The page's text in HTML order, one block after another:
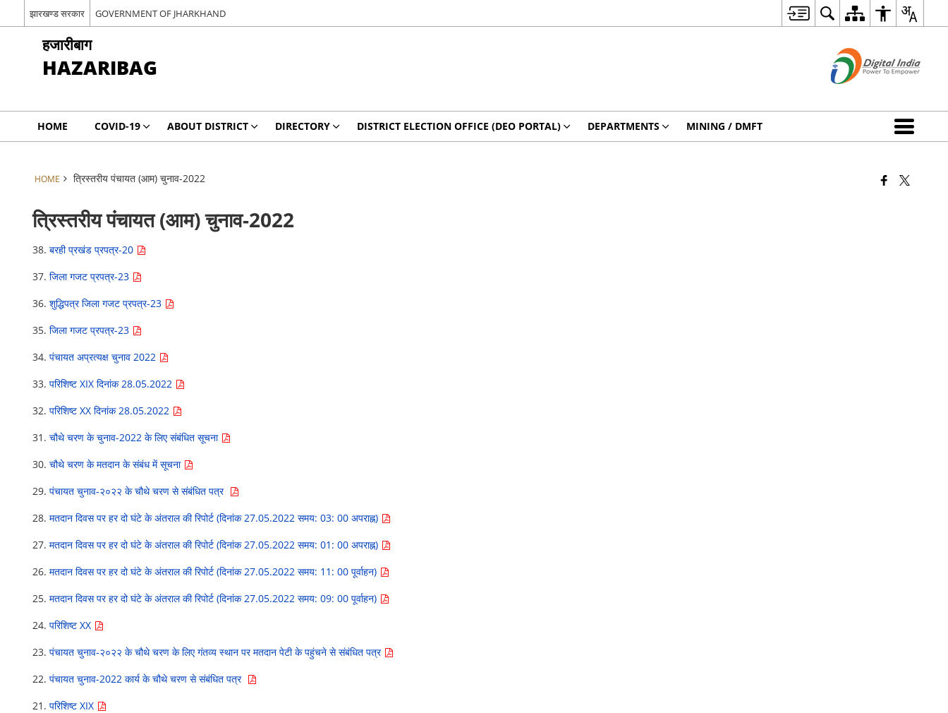
झारखण्ड सरकार GOVERNMENT OF JHARKHAND
हजारीबाग
HAZARIBAG
HOME COVID-19 ABOUT DISTRICT DIRECTORY DISTRICT ELECTION OFFICE (DEO PORTAL) DEPARTMENTS MINING / DMFT
HOME त्रिस्तरीय पंचायत (आम) चुनाव-2022
त्रिस्तरीय पंचायत (आम) चुनाव-2022
38.बरही प्रखंड प्रपत्र-20
37.जिला गजट प्रपत्र-23
36.शुद्धिपत्र जिला गजट प्रपत्र-23
35.जिला गजट प्रपत्र-23
34.पंचायत अप्रत्यक्ष चुनाव 2022
33.परिशिष्ट XIX दिनांक 28.05.2022
32.परिशिष्ट XX दिनांक 28.05.2022
31.चौथे चरण के चुनाव-2022 के लिए संबंधित सूचना
30.चौथे चरण के मतदान के संबंध में सूचना
29.पंचायत चुनाव-२०२२ के चौथे चरण से संबंधित पत्र
28.मतदान दिवस पर हर दो घंटे के अंतराल की रिपोर्ट (दिनांक 27.05.2022 समय: 03: 00 अपराह्न)
27.मतदान दिवस पर हर दो घंटे के अंतराल की रिपोर्ट (दिनांक 27.05.2022 समय: 01: 00 अपराह्न)
26.मतदान दिवस पर हर दो घंटे के अंतराल की रिपोर्ट (दिनांक 27.05.2022 समय: 11: 00 पूर्वाहन)
25.मतदान दिवस पर हर दो घंटे के अंतराल की रिपोर्ट (दिनांक 27.05.2022 समय: 09: 00 पूर्वाहन)
24.परिशिष्ट XX
23.पंचायत चुनाव-२०२२ के चौथे चरण के लिए गंतव्‍य स्‍थान पर मतदान पेटी के पहुंचने से संबंधित पत्र
22.पंचायत चुनाव-2022 कार्य के चौथे चरण से संबंधित पत्र
21.परिशिष्ट XIX